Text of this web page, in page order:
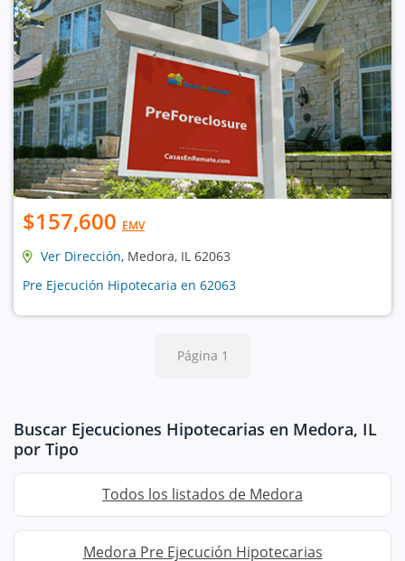
$157,600 EMV
Ver Dirección, Medora, IL 62063
Pre Ejecución Hipotecaria en 62063
Página 1
Buscar Ejecuciones Hipotecarias en Medora, IL
por Tipo
Todos los listados de Medora
Medora Pre Ejecución Hipotecarias